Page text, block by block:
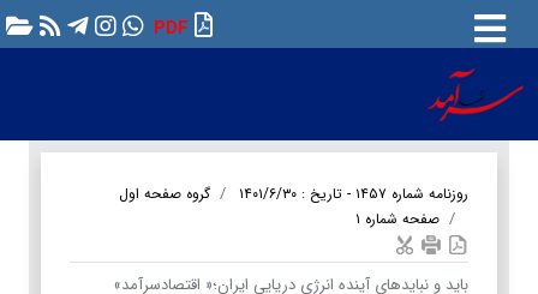
PDF
روزنامه شماره ۱۴۵۷ - تاریخ : ۱۴۰۱/۶/۳۰
گروه صفحه اول
صفحه شماره ۱
باید و نبایدهای آینده انرژی دریایی ایران؛« اقتصادسرآمد»